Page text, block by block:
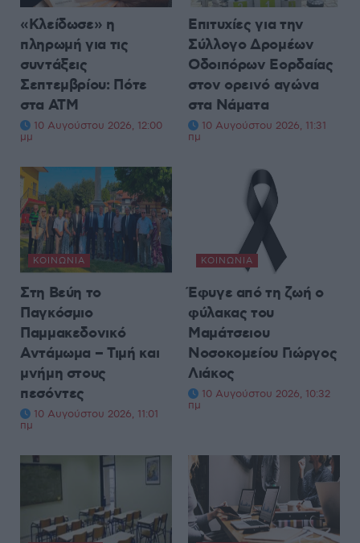
«Κλείδωσε» η
πληρωμή για τις
συντάξεις
Σεπτεμβρίου: Πότε
στα ΑΤΜ
10 Αυγούστου 2026, 12:00
μμ
Επιτυχίες για την
Σύλλογο Δρομέων
Οδοιπόρων Εορδαίας
στον ορεινό αγώνα
στα Νάματα
10 Αυγούστου 2026, 11:31
πμ
ΚΟΙΝΩΝΊΑ
Στη Βεύη το
Παγκόσμιο
Παμμακεδονικό
Αντάμωμα – Τιμή και
μνήμη στους
πεσόντες
10 Αυγούστου 2026, 11:01
πμ
ΚΟΙΝΩΝΊΑ
Έφυγε από τη ζωή ο
φύλακας του
Μαμάτσειου
Νοσοκομείου Γιώργος
Λιάκος
10 Αυγούστου 2026, 10:32
πμ